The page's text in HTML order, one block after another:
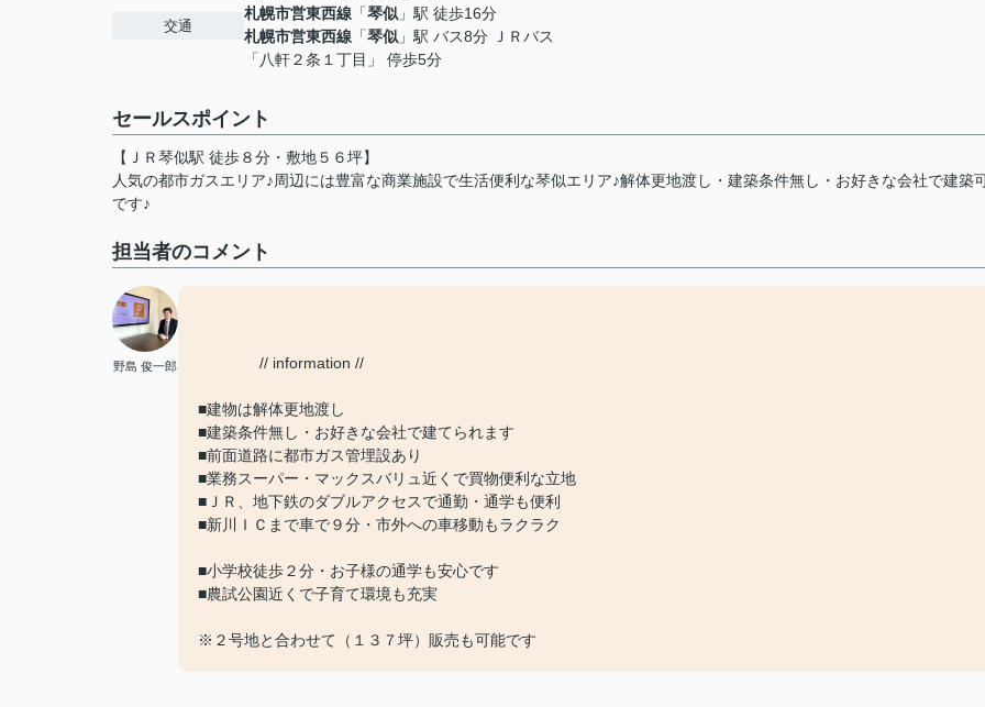
交通
札幌市営東西線 「琴似 」駅 徒歩16分
札幌市営東西線 「琴似 」駅 バス8分 ＪＲバス
「八軒２条１丁目」 停歩5分
セールスポイント
【ＪＲ琴似駅 徒歩８分・敷地５６坪】
人気の都市ガスエリア♪周辺には豊富な商業施設で生活便利な琴似エリア♪解体更地渡し・建築条件無し・お好きな会社で建築
です♪
担当者のコメント
野島 俊一郎 // information //
■建物は解体更地渡し
■建築条件無し・お好きな会社で建てられます
■前面道路に都市ガス管埋設あり
■業務スーパー・マックスバリュ近くで買物便利な立地
■ＪＲ、地下鉄のダブルアクセスで通勤・通学も便利
■新川ＩＣまで車で９分・市外への車移動もラクラク
■小学校徒歩２分・お子様の通学も安心です
■農試公園近くで子育て環境も充実
※２号地と合わせて（１３７坪）販売も可能です